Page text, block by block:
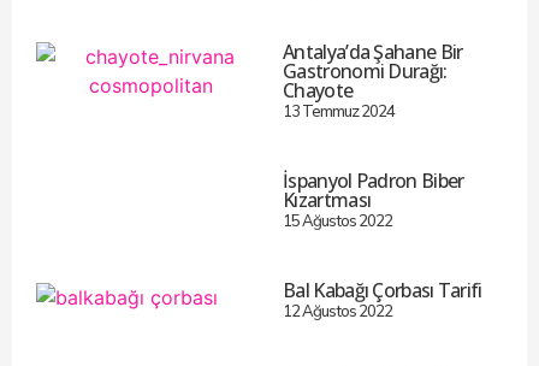
Antalya’da Şahane Bir
Gastronomi Durağı:
Chayote
13 Temmuz 2024
İspanyol Padron Biber
Kızartması
15 Ağustos 2022
Bal Kabağı Çorbası Tarifi
12 Ağustos 2022